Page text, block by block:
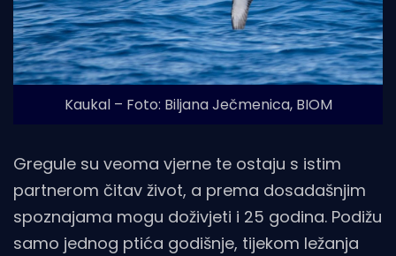
Kaukal – Foto: Biljana Ječmenica, BIOM
Gregule su veoma vjerne te ostaju s istim
partnerom čitav život, a prema dosadašnjim
spoznajama mogu doživjeti i 25 godina. Podižu
samo jednog ptića godišnje, tijekom ležanja